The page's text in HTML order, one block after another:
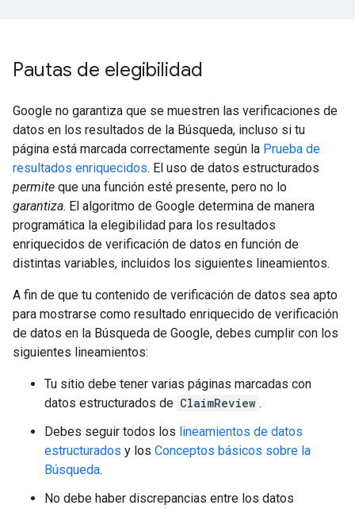
Pautas de elegibilidad
Google no garantiza que se muestren las verificaciones de
datos en los resultados de la Búsqueda, incluso si tu
página está marcada correctamente según la Prueba de
resultados enriquecidos. El uso de datos estructurados
permite que una función esté presente, pero no lo
garantiza. El algoritmo de Google determina de manera
programática la elegibilidad para los resultados
enriquecidos de verificación de datos en función de
distintas variables, incluidos los siguientes lineamientos.
A fin de que tu contenido de verificación de datos sea apto
para mostrarse como resultado enriquecido de verificación
de datos en la Búsqueda de Google, debes cumplir con los
siguientes lineamientos:
Tu sitio debe tener varias páginas marcadas con
datos estructurados de ClaimReview .
Debes seguir todos los lineamientos de datos
estructurados y los Conceptos básicos sobre la
Búsqueda.
No debe haber discrepancias entre los datos